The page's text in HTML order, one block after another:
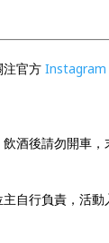
注官方Instagram
酒後請勿開車
自行負責，活